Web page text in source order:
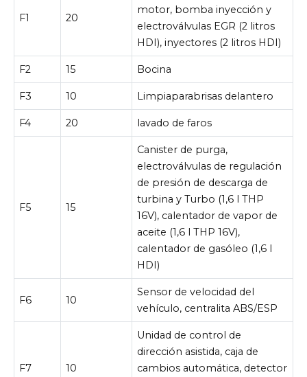
F1 20
motor, bomba inyección y
electroválvulas EGR (2 litros
HDI), inyectores (2 litros HDI)
F2 15 Bocina
F3 10 Limpiaparabrisas delantero
F4 20 lavado de faros
F5 15
Canister de purga,
electroválvulas de regulación
de presión de descarga de
turbina y Turbo (1,6 l THP
16V), calentador de vapor de
aceite (1,6 l THP 16V),
calentador de gasóleo (1,6 l
HDI)
F6 10
Sensor de velocidad del
vehículo, centralita ABS/ESP
F7 10
Unidad de control de
dirección asistida, caja de
cambios automática, detector